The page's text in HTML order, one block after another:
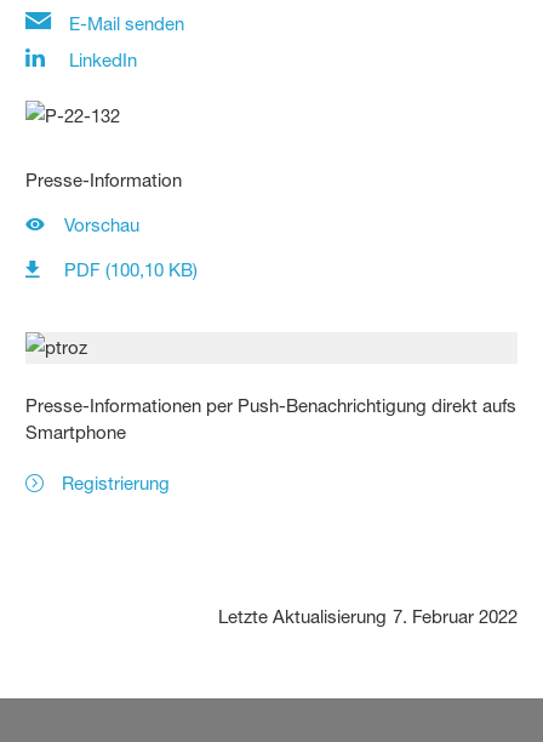
E-Mail senden
LinkedIn
Presse-Information
Vorschau
PDF (100,10 KB)
Presse-Informationen per Push-Benachrichtigung direkt aufs
Smartphone
Registrierung
Letzte Aktualisierung 7. Februar 2022